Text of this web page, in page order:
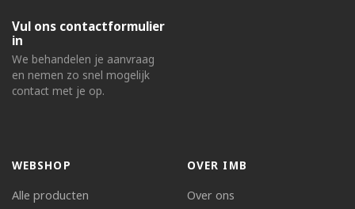
Vul ons contactformulier
in
We behandelen je aanvraag
en nemen zo snel mogelijk
contact met je op.
WEBSHOP
Alle producten
OVER IMB
Over ons